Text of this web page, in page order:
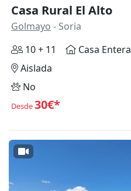
Casa Rural El Alto
Golmayo - Soria
10 + 11
Casa Entera
Aislada
No
Desde30€*